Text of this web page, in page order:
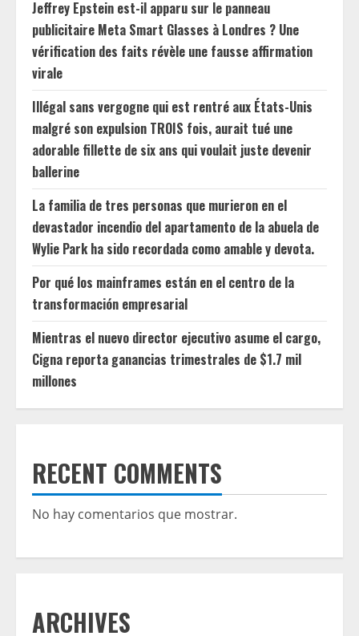
Jeffrey Epstein est-il apparu sur le panneau
publicitaire Meta Smart Glasses à Londres ? Une
vérification des faits révèle une fausse affirmation
virale
Illégal sans vergogne qui est rentré aux États-Unis
malgré son expulsion TROIS fois, aurait tué une
adorable fillette de six ans qui voulait juste devenir
ballerine
La familia de tres personas que murieron en el
devastador incendio del apartamento de la abuela de
Wylie Park ha sido recordada como amable y devota.
Por qué los mainframes están en el centro de la
transformación empresarial
Mientras el nuevo director ejecutivo asume el cargo,
Cigna reporta ganancias trimestrales de $1.7 mil
millones
RECENT COMMENTS
No hay comentarios que mostrar.
ARCHIVES